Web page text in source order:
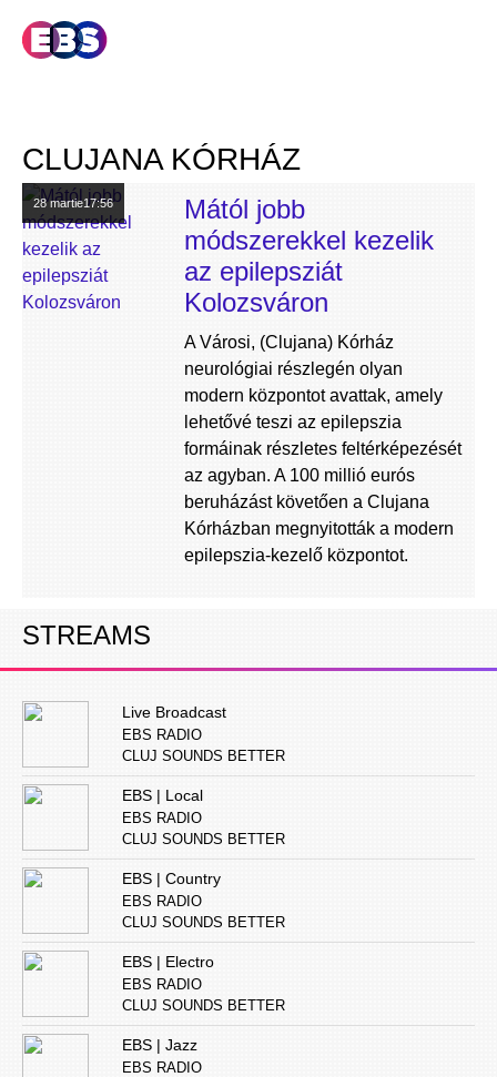
CLUJANA KÓRHÁZ
28 martie17:56
Mától jobb
módszerekkel kezelik
az epilepsziát
Kolozsváron
A Városi, (Clujana) Kórház
neurológiai részlegén olyan
modern központot avattak, amely
lehetővé teszi az epilepszia
formáinak részletes feltérképezését
az agyban. A 100 millió eurós
beruházást követően a Clujana
Kórházban megnyitották a modern
epilepszia-kezelő központot.
STREAMS
Live Broadcast
EBS RADIO
CLUJ SOUNDS BETTER
EBS | Local
EBS RADIO
CLUJ SOUNDS BETTER
EBS | Country
EBS RADIO
CLUJ SOUNDS BETTER
EBS | Electro
EBS RADIO
CLUJ SOUNDS BETTER
EBS | Jazz
EBS RADIO